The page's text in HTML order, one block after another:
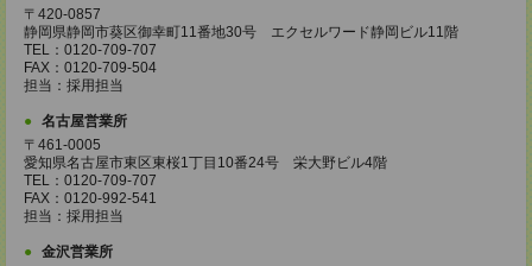
〒420-0857
静岡県静岡市葵区御幸町11番地30号 エクセルワード静岡ビル11階
TEL：0120-709-707
FAX：0120-709-504
担当：採用担当
名古屋営業所
〒461-0005
愛知県名古屋市東区東桜1丁目10番24号 栄大野ビル4階
TEL：0120-709-707
FAX：0120-992-541
担当：採用担当
金沢営業所